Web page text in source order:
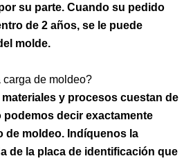
su parte. Cuando su pedido
de 2 años, se le puede
molde.
de moldeo?
y procesos cuestan de
podemos decir exactamente
de moldeo. Indíquenos la
de la placa de identificación que